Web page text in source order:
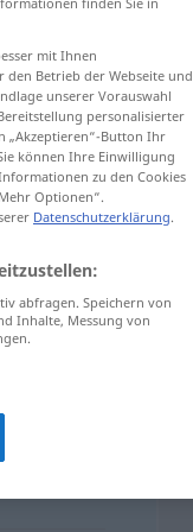
mit Ihnen
Betrieb der Webseite und
unserer Vorauswahl
personalisierter
„Akzeptieren“-Button Ihr
können Ihre Einwilligung
zu den Cookies
Optionen“.
Datenschutzerklärung.
abfragen. Speichern von
Inhalte, Messung von